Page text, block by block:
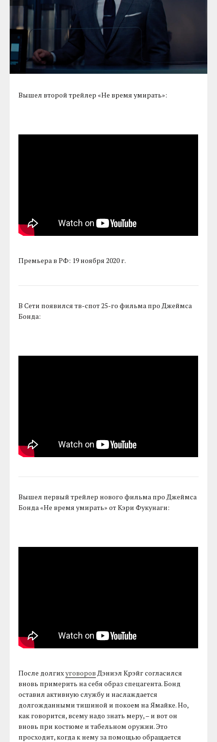
Вышел второй трейлер «Не время умирать»:
Премьера в РФ: 19 ноября 2020 г.
В Сети появился тв-спот 25-го фильма про Джеймса
Бонда:
Вышел первый трейлер нового фильма про Джеймса
Бонда «Не время умирать» от Кэри Фукунаги:
После долгихуговоровДэниэл Крэйг согласился
вновь примерить на себя образ спецагента. Бонд
оставил активную службу и наслаждается
долгожданными тишиной и покоем на Ямайке. Но,
как говорится, всему надо знать меру, – и вот он
вновь при костюме и табельном оружии. Это
просходит, когда к нему за помощью обращается